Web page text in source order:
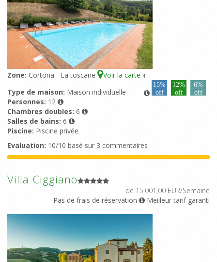
Zone: Cortona - La toscane Voir la carte 4
15%
off
12%
off
6%
off
Type de maison: Maison individuelle
Personnes: 12
Chambres doubles: 6
Salles de bains: 6
Piscine: Piscine privée
Evaluation: 10/10 basé sur 3 commentaires
Villa Ciggiano
de 15.001,00 EUR/Semaine
Pas de frais de réservation
Meilleur tarif garanti